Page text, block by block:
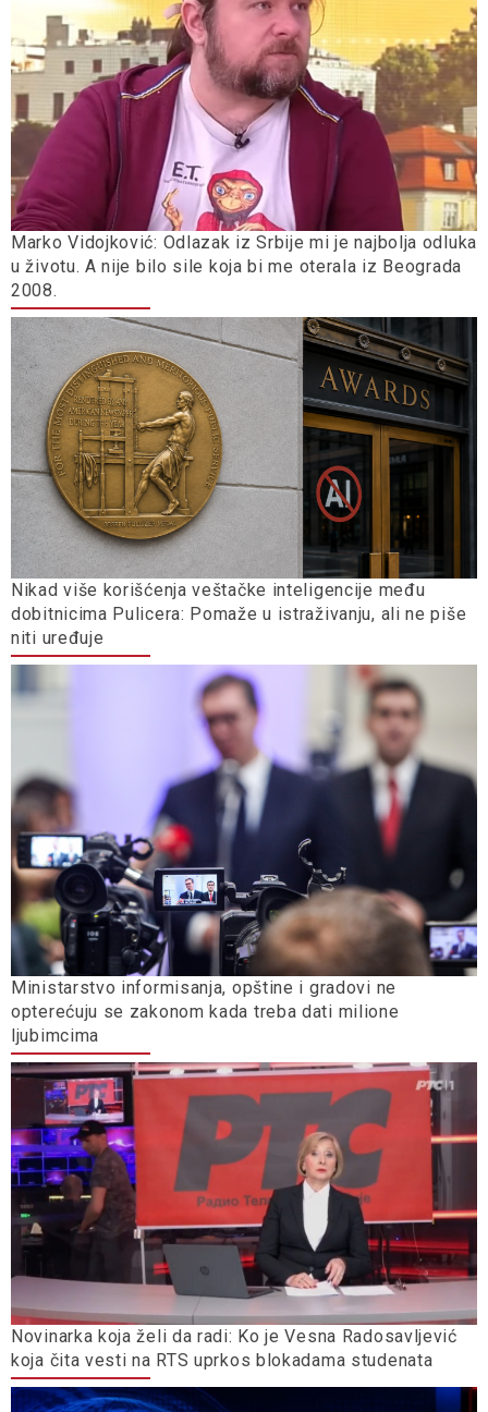
Marko Vidojković: Odlazak iz Srbije mi je najbolja odluka
u životu. A nije bilo sile koja bi me oterala iz Beograda
2008.
Nikad više korišćenja veštačke inteligencije među
dobitnicima Pulicera: Pomaže u istraživanju, ali ne piše
niti uređuje
Ministarstvo informisanja, opštine i gradovi ne
opterećuju se zakonom kada treba dati milione
ljubimcima
Novinarka koja želi da radi: Ko je Vesna Radosavljević
koja čita vesti na RTS uprkos blokadama studenata